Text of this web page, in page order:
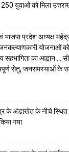
युवाओं को मिला
प्रदेश अध्यक्ष
जनकल्याणकारी
का आह्वान …
सेतु, जनसमस्याओं के
के अंडाखेत के नीचे स्थित
गया